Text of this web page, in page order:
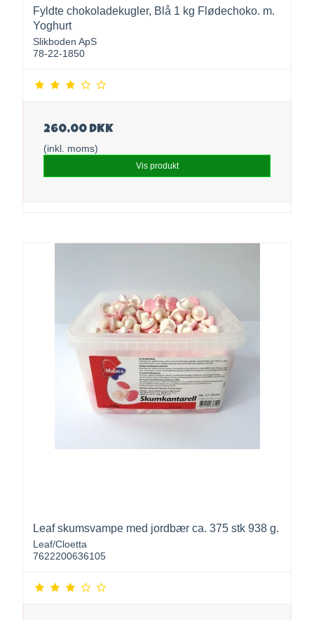
Fyldte chokoladekugler, Blå 1 kg Flødechoko. m.
Yoghurt
Slikboden ApS
78-22-1850
260,00 DKK
(inkl. moms)
Vis produkt
Leaf skumsvampe med jordbær ca. 375 stk 938 g.
Leaf/Cloetta
7622200636105